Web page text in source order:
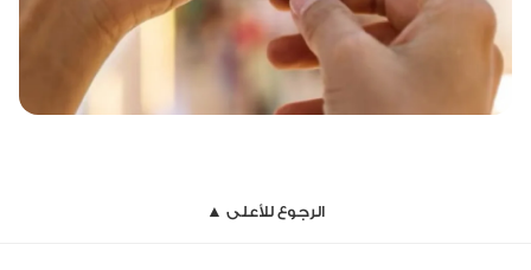
الرجوع للأعلى ▲